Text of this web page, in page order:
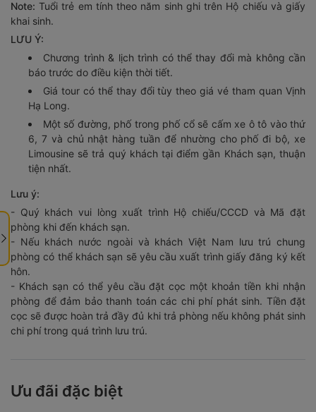
Note:Tuổi trẻ em tính theo năm sinh ghi trên Hộ chiếu và giấy
khai sinh.
LƯU Ý:
Chương trình & lịch trình có thể thay đổi mà không cần
báo trước do điều kiện thời tiết.
Giá tour có thể thay đổi tùy theo giá vé tham quan Vịnh
Hạ Long.
Một số đường, phố trong phố cổ sẽ cấm xe ô tô vào thứ
6, 7 và chủ nhật hàng tuần để nhường cho phố đi bộ, xe
Limousine sẽ trả quý khách tại điểm gần Khách sạn, thuận
tiện nhất.
Lưu ý:
- Quý khách vui lòng xuất trình Hộ chiếu/CCCD và Mã đặt
phòng khi đến khách sạn.
- Nếu khách nước ngoài và khách Việt Nam lưu trú chung
phòng có thể khách sạn sẽ yêu cầu xuất trình giấy đăng ký kết
hôn.
- Khách sạn có thể yêu cầu đặt cọc một khoản tiền khi nhận
phòng để đảm bảo thanh toán các chi phí phát sinh. Tiền đặt
cọc sẽ được hoàn trả đầy đủ khi trả phòng nếu không phát sinh
chi phí trong quá trình lưu trú.
Ưu đãi đặc biệt